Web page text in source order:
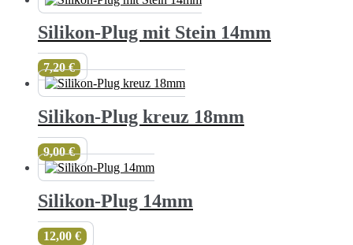
Silikon-Plug mit Stein 14mm
7,20€
Silikon-Plug kreuz 18mm
9,00€
Silikon-Plug 14mm
12,00 €